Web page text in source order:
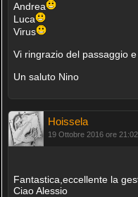
Andrea
Luca
Virus
Vi ringrazio del passaggio
Un saluto Nino
Hoissela
19 Ottobre 2016 ore 21:02
Fantastica,eccellente la
Ciao Alessio